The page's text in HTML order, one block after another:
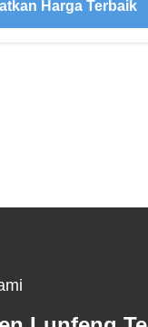
Perangkat
Tahan Air
Harga Terbaik